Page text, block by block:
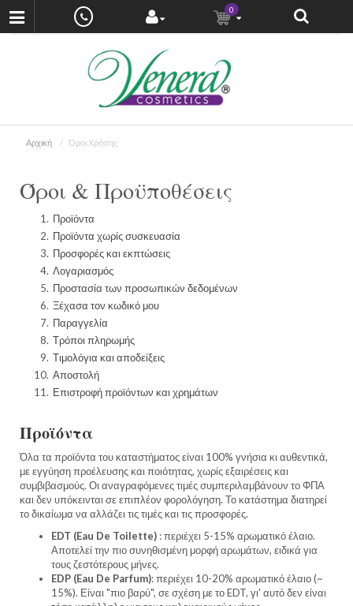
0
Αρχική Όροι Χρήσης
Όροι & Προϋποθέσεις
Προϊόντα
Προϊόντα χωρίς συσκευασία
Пροσφορές και εκπτώσεις
Λογαριασμός
Προστασία των προσωπικών δεδομένων
Ξέχασα τον κωδικό μου
Παραγγελία
Τρόποι πληρωμής
Τιμολόγια και αποδείξεις
Αποστολή
Επιστροφή προϊόντων και χρημάτων
Προϊόντα
Όλα τα προϊόντα του καταστήματος είναι 100% γνήσια κι αυθεντικά,
με εγγύηση προέλευσης και ποιότητας, χωρίς εξαιρέσεις και
συμβιβασμούς. Οι αναγραφόμενες τιμές συμπεριλαμβάνουν το ΦΠΑ
και δεν υπόκεινται σε επιπλέον φορολόγηση. Το κατάστημα διατηρεί
το δικαίωμα να αλλάζει τις τιμές και τις προσφορές.
EDT (Eau De Toilette) : περιέχει 5-15% αρωματικό έλαιο.
Αποτελεί την πιο συνηθισμένη μορφή αρωμάτων, ειδικά για
τους ζεστότερους μήνες.
EDP (Eau De Parfum): περιέχει 10-20% αρωματικό έλαιο (~
15%). Είναι "πιο βαρύ", σε σχέση με το EDT, γι' αυτό δεν είναι